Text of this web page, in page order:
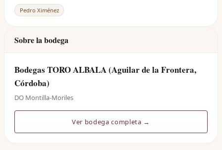
Pedro Ximénez
Sobre la bodega
Bodegas TORO ALBALA (Aguilar de la Frontera,
Córdoba)
DO Montilla-Moriles
Ver bodega completa →